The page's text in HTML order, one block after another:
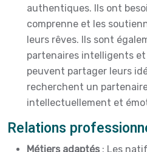
authentiques. Ils ont
comprenne et les
leurs rêves. Ils sont
partenaires intelligents
peuvent partager leurs
recherchent un
intellectuellement et
Relations
Métiers adaptés : Les